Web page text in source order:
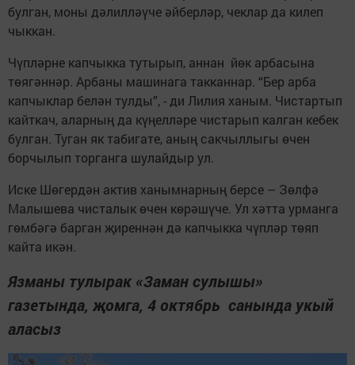
булган, моны дәлилләүче әйберләр, чеклар да килеп
чыккан.
Чүпләрне капчыкка тутырып, аннан йөк арбасына
төягәннәр. Арбаны машинага такканнар. “Бер арба
капчыклар белән тулды”, - ди Лилия ханым. Чистартып
кайткач, аларның да күңелләре чистарып калган кебек
булган. Туган як табигате, аның сакчыллыгы өчен
борчылып торганга шулайдыр ул.
Иске Шөгердән актив ханымнарның берсе – Зөлфә
Малышева чисталык өчен көрәшүче. Ул хәтта урманга
гөмбәгә барган җиреннән дә капчыкка чүпләр төяп
кайта икән.
Язманы тулырак «Заман сулышы»
газетында, җомга, 4 октябрь санында укый
аласыз